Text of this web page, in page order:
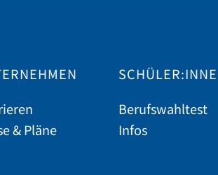
& Pläne
Berufswahltest
Infos